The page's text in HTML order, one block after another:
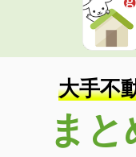
大手不
まと